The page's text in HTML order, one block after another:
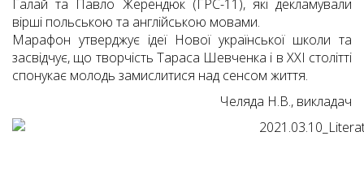
Галай та Павло Жерендюк (ГРС-11), які декламували
вірші польською та англійською мовами.
Марафон утверджує ідеї Нової української школи та
засвідчує, що творчість Тараса Шевченка і в XXI столітті
спонукає молодь замислитися над сенсом життя.
Челяда Н.В., викладач